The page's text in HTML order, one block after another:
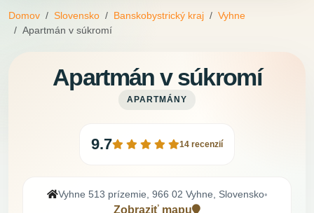
Domov Slovensko Banskobystrický kraj
Vyhne
Apartmán v súkromí
Apartmán v súkromí
APARTMÁNY
9.7 14 recenzií
Vyhne 513 prízemie, 966 02 Vyhne, Slovensko•
Zobraziť mapu